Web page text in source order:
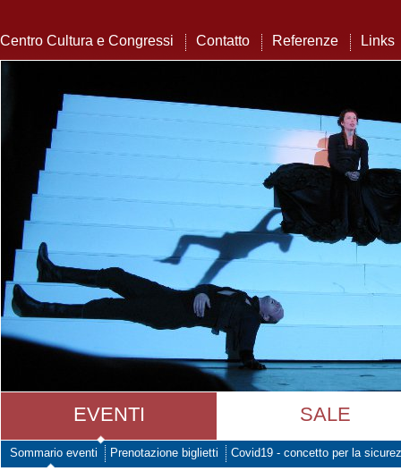
Centro Cultura e Congressi Contatto Referenze Links
EVENTI SALE
Sommario eventi Prenotazione biglietti Covid19 - concetto per la